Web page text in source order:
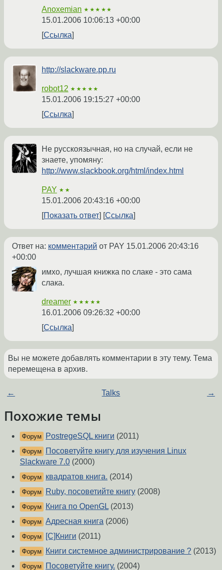
Anoxemian ★★★★★
15.01.2006 10:06:13 +00:00
Ссылка
http://slackware.pp.ru
robot12 ★★★★★
15.01.2006 19:15:27 +00:00
Ссылка
Не русскоязычная, но на случай, если не
знаете, упомяну:
http://www.slackbook.org/html/index.html
PAY ★★
15.01.2006 20:43:16 +00:00
Показать ответ
Ссылка
Ответ на: комментарий от PAY 15.01.2006 20:43:16
+00:00
имхо, лучшая книжка по слаке - это сама
слака.
dreamer ★★★★★
16.01.2006 09:26:32 +00:00
Ссылка
Вы не можете добавлять комментарии в эту тему. Тема
перемещена в архив.
← Talks →
Похожие темы
Форум PostregeSQL книги (2011)
Форум
Посоветуйте книгу для изучения Linux
Slackware 7.0 (2000)
Форум квадратов книга. (2014)
Форум Ruby, посоветийте книгу (2008)
Форум Книга по OpenGL (2013)
Форум Адресная книга (2006)
Форум [C]Книги (2011)
Форум Книги системное администрирование ? (2013)
Форум Посоветуйте книгу. (2004)